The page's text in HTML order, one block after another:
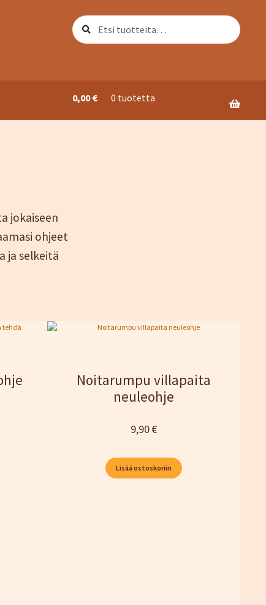
Etsi:
Haku
0,00€ 0 tuotetta
jokaiseen
ohjeet
ja selkeitä
Noitarumpu villapaita
neuleohje
9,90€
Lisää ostoskoriin